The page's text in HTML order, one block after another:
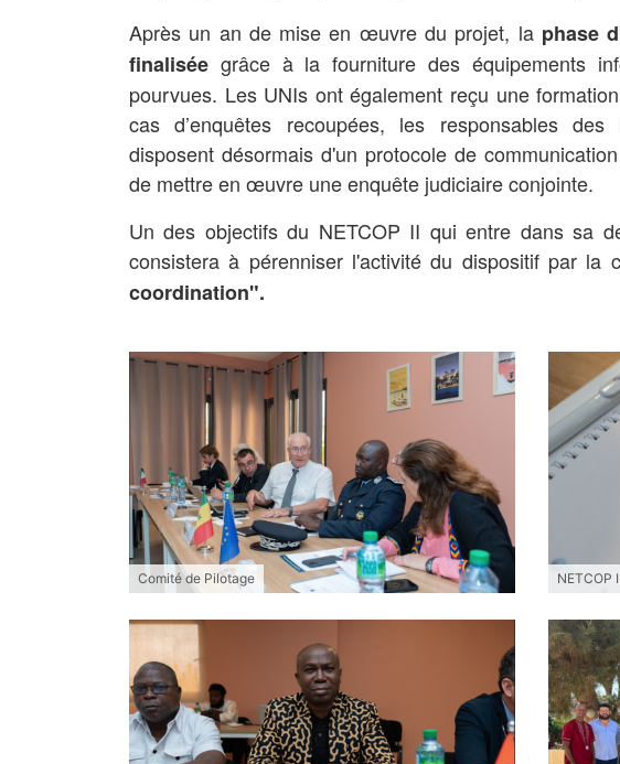
Après un an de mise en œuvre du projet, la phase
finalisée grâce à la fourniture des équipements
pourvues. Les UNIs ont également reçu une
cas d’enquêtes recoupées, les responsables des
disposent désormais d'un protocole de
de mettre en œuvre une enquête judiciaire conjointe.
Un des objectifs du NETCOP II qui entre dans sa
consistera à pérenniser l'activité du dispositif par la
coordination".
Comité de Pilotage NETCOP II